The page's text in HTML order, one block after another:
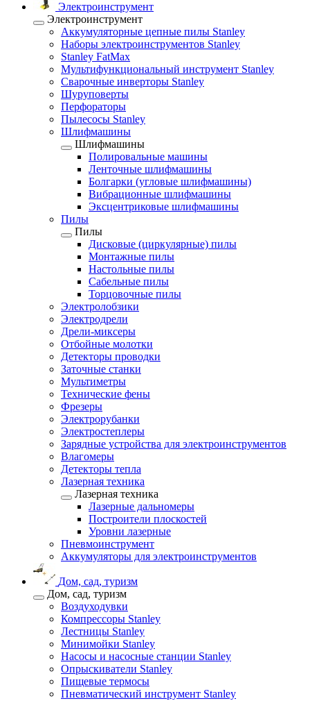
Электроинструмент
Электроинструмент
Аккумуляторные цепные пилы Stanley
Наборы электроинструментов Stanley
Stanley FatMax
Мультифункциональный инструмент Stanley
Сварочные инверторы Stanley
Шуруповерты
Перфораторы
Пылесосы Stanley
Шлифмашины
Шлифмашины
Полировальные машины
Ленточные шлифмашины
Болгарки (угловые шлифмашины)
Вибрационные шлифмашины
Эксцентриковые шлифмашины
Пилы
Пилы
Дисковые (циркулярные) пилы
Монтажные пилы
Настольные пилы
Сабельные пилы
Торцовочные пилы
Электролобзики
Электродрели
Дрели-миксеры
Отбойные молотки
Детекторы проводки
Заточные станки
Мультиметры
Технические фены
Фрезеры
Электрорубанки
Электростеплеры
Зарядные устройства для электроинструментов
Влагомеры
Детекторы тепла
Лазерная техника
Лазерная техника
Лазерные дальномеры
Построители плоскостей
Уровни лазерные
Пневмоинструмент
Аккумуляторы для электроинструментов
Дом, сад, туризм
Дом, сад, туризм
Воздуходувки
Компрессоры Stanley
Лестницы Stanley
Минимойки Stanley
Насосы и насосные станции Stanley
Опрыскиватели Stanley
Пищевые термосы
Пневматический инструмент Stanley